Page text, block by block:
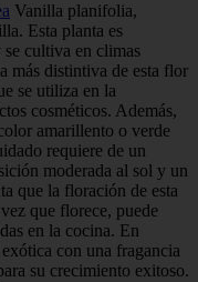
Vanilla planifolia,
Esta planta es
cultiva en climas
más distintiva de esta flor
se utiliza en la
cosméticos. Además,
amarillento o verde
requiere de un
moderada al sol y un
que la floración de esta
que florece, puede
en la cocina. En
con una fragancia
su crecimiento exitoso.